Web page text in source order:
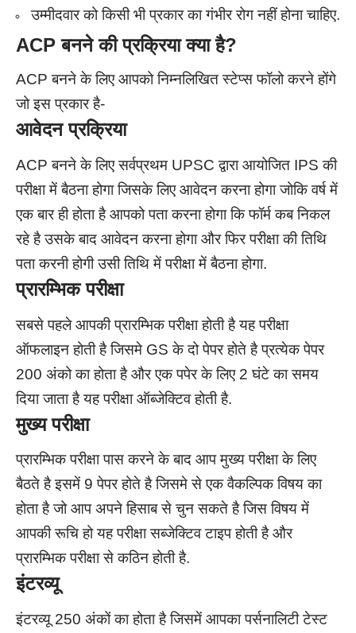
उम्मीदवार को किसी भी प्रकार का गंभीर रोग नहीं होना चाहिए.
ACP बनने की प्रक्रिया क्या है?
ACP बनने के लिए आपको निम्नलिखित स्टेप्स फॉलो करने होंगे
जो इस प्रकार है-
आवेदन प्रक्रिया
ACP बनने के लिए सर्वप्रथम UPSC द्वारा आयोजित IPS की
परीक्षा में बैठना होगा जिसके लिए आवेदन करना होगा जोकि वर्ष में
एक बार ही होता है आपको पता करना होगा कि फॉर्म कब निकल
रहे है उसके बाद आवेदन करना होगा और फिर परीक्षा की तिथि
पता करनी होगी उसी तिथि में परीक्षा में बैठना होगा.
प्रारम्भिक परीक्षा
सबसे पहले आपकी प्रारम्भिक परीक्षा होती है यह परीक्षा
ऑफलाइन होती है जिसमे GS के दो पेपर होते है प्रत्येक पेपर
200 अंको का होता है और एक पपेर के लिए 2 घंटे का समय
दिया जाता है यह परीक्षा ऑब्जेक्टिव होती है.
मुख्य परीक्षा
प्रारम्भिक परीक्षा पास करने के बाद आप मुख्य परीक्षा के लिए
बैठते है इसमें 9 पेपर होते है जिसमे से एक वैकल्पिक विषय का
होता है जो आप अपने हिसाब से चुन सकते है जिस विषय में
आपकी रूचि हो यह परीक्षा सब्जेक्टिव टाइप होती है और
प्रारम्भिक परीक्षा से कठिन होती है.
इंटरव्यू
इंटरव्यू 250 अंकों का होता है जिसमें आपका पर्सनालिटी टेस्ट